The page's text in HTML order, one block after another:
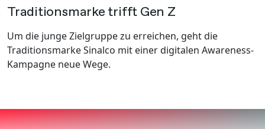
Traditionsmarke trifft Gen Z
Um die junge Zielgruppe zu erreichen, geht die
Traditionsmarke Sinalco mit einer digitalen Awareness-
Kampagne neue Wege.